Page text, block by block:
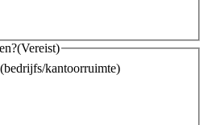
(Vereist)
kantoorruimte)